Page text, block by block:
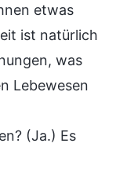
etwas
ist natürlich
was
Lebewesen
(Ja.) Es